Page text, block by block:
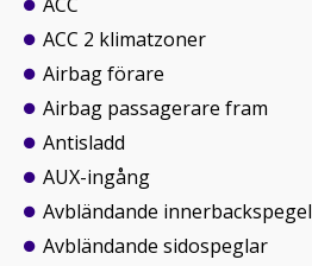
ACC 2 klimatzoner
Airbag förare
Airbag passagerare fram
Antisladd
AUX-ingång
Avbländande innerbackspegel
Avbländande sidospeglar